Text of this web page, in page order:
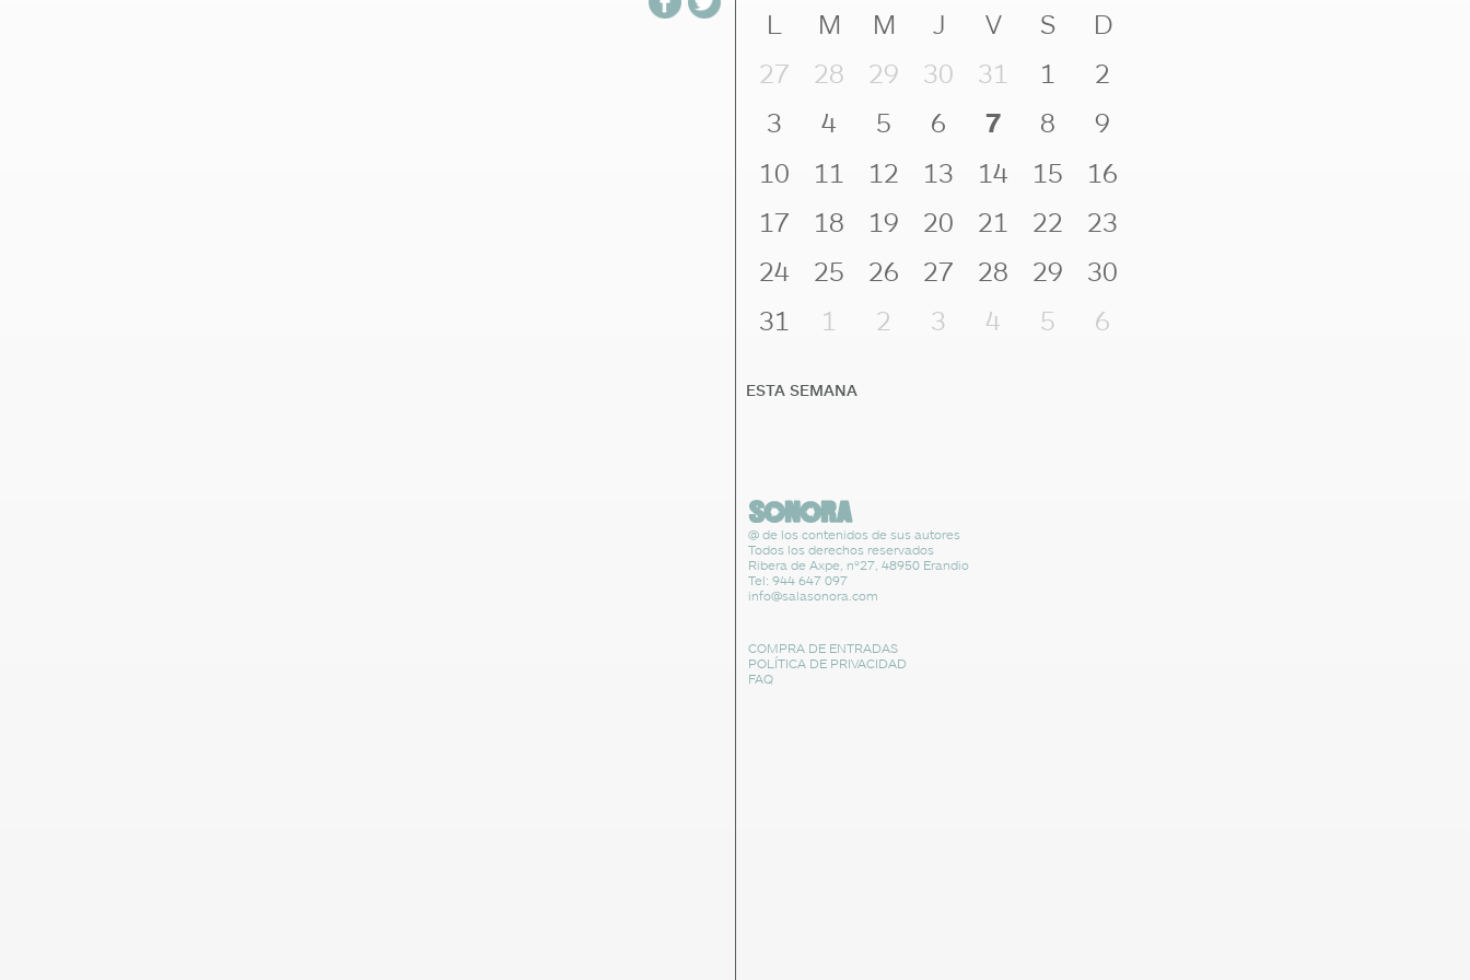
L M M J V S
D
27
28 29 30 31 1
2
3
4 5 6 7 8
9
10
11 12 13 14 15
16
17
18 19 20 21 22
23
24
25 26 27 28 29
30
31
1 2 3 4 5 6
ESTA SEMANA
@ de los contenidos de sus autores
Todos los derechos reservados
Ribera de Axpe, nº27, 48950 Erandio
Tel: 944 647 097
info@salasonora.com
COMPRA DE ENTRADAS
POLÍTICA DE PRIVACIDAD
FAQ